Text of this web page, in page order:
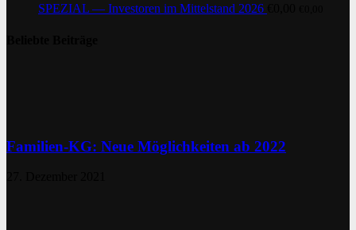
SPEZIAL — Investoren im Mittelstand 2026
Familien-KG: Neue Möglichkeiten ab 2022